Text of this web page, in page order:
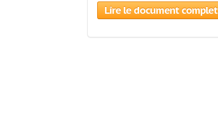
Lire le document complet